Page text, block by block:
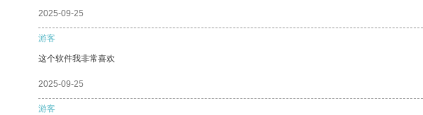
2025-09-25
游客
这个软件我非常喜欢
2025-09-25
游客